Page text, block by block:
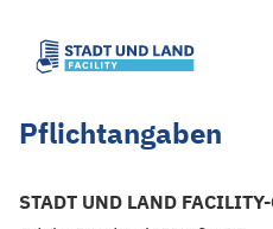
Pflichtangaben
STADT UND LAND